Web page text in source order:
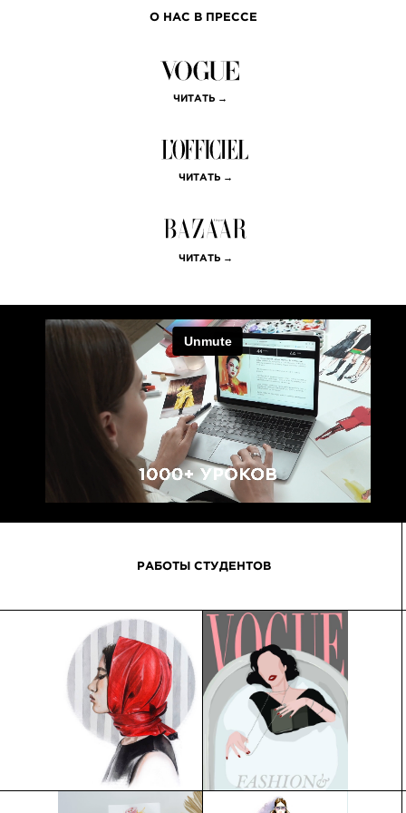
О НАС В ПРЕССЕ
ЧИТАТЬ →
ЧИТАТЬ →
ЧИТАТЬ →
РАБОТЫ СТУДЕНТОВ
Room всегда на связи!
скетчинга, живописи и
иллюстрации
поддержка
ПОДРОБНЕЕ О НАС →